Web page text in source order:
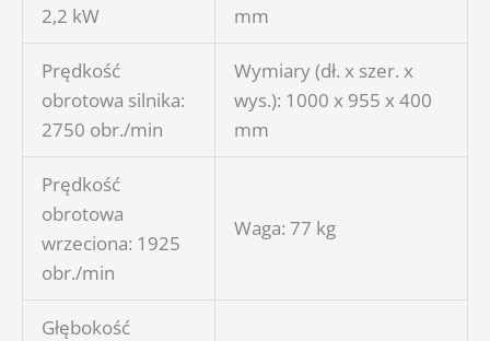
2,2 kW
mm
Prędkość
obrotowa silnika:
2750 obr./min
Wymiary (dł. x szer. x
wys.): 1000 x 955 x 400
mm
Prędkość
obrotowa
wrzeciona: 1925
obr./min
Waga: 77 kg
Głębokość